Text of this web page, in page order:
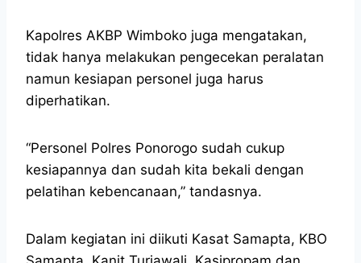
Kapolres AKBP Wimboko juga mengatakan,
tidak hanya melakukan pengecekan peralatan
namun kesiapan personel juga harus
diperhatikan.
“Personel Polres Ponorogo sudah cukup
kesiapannya dan sudah kita bekali dengan
pelatihan kebencanaan,” tandasnya.
Dalam kegiatan ini diikuti Kasat Samapta, KBO